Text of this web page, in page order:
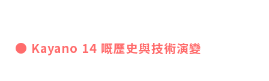
● Kayano 14 嘅歷史與技術演變